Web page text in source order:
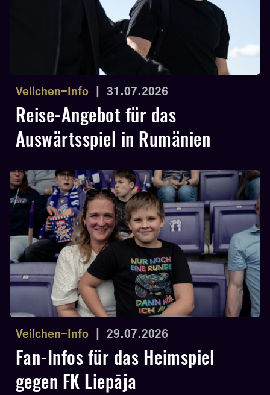
Veilchen-Info 31.07.2026
Reise-Angebot für das
Auswärtsspiel in Rumänien
Veilchen-Info 29.07.2026
Fan-Infos für das Heimspiel
gegen FK Liepāja